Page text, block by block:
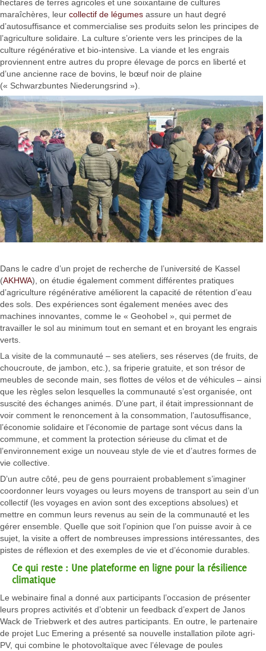
hectares de terres agricoles et une soixantaine de cultures
maraîchères, leur collectif de légumes assure un haut degré
d’autosuffisance et commercialise ses produits selon les principes de
l’agriculture solidaire. La culture s’oriente vers les principes de la
culture régénérative et bio-intensive. La viande et les engrais
proviennent entre autres du propre élevage de porcs en liberté et
d’une ancienne race de bovins, le bœuf noir de plaine
(« Schwarzbuntes Niederungsrind »).
Dans le cadre d’un projet de recherche de l’université de Kassel
(AKHWA), on étudie également comment différentes pratiques
d’agriculture régénérative améliorent la capacité de rétention d’eau
des sols. Des expériences sont également menées avec des
machines innovantes, comme le « Geohobel », qui permet de
travailler le sol au minimum tout en semant et en broyant les engrais
verts.
La visite de la communauté – ses ateliers, ses réserves (de fruits, de
choucroute, de jambon, etc.), sa friperie gratuite, et son trésor de
meubles de seconde main, ses flottes de vélos et de véhicules – ainsi
que les règles selon lesquelles la communauté s’est organisée, ont
suscité des échanges animés. D’une part, il était impressionnant de
voir comment le renoncement à la consommation, l’autosuffisance,
l’économie solidaire et l’économie de partage sont vécus dans la
commune, et comment la protection sérieuse du climat et de
l’environnement exige un nouveau style de vie et d’autres formes de
vie collective.
D’un autre côté, peu de gens pourraient probablement s’imaginer
coordonner leurs voyages ou leurs moyens de transport au sein d’un
collectif (les voyages en avion sont des exceptions absolues) et
mettre en commun leurs revenus au sein de la communauté et les
gérer ensemble. Quelle que soit l’opinion que l’on puisse avoir à ce
sujet, la visite a offert de nombreuses impressions intéressantes, des
pistes de réflexion et des exemples de vie et d’économie durables.
Ce qui reste : Une plateforme en ligne pour la résilience
climatique
Le webinaire final a donné aux participants l’occasion de présenter
leurs propres activités et d’obtenir un feedback d’expert de Janos
Wack de Triebwerk et des autres participants. En outre, le partenaire
de projet Luc Emering a présenté sa nouvelle installation pilote agri-
PV, qui combine le photovoltaïque avec l’élevage de poules